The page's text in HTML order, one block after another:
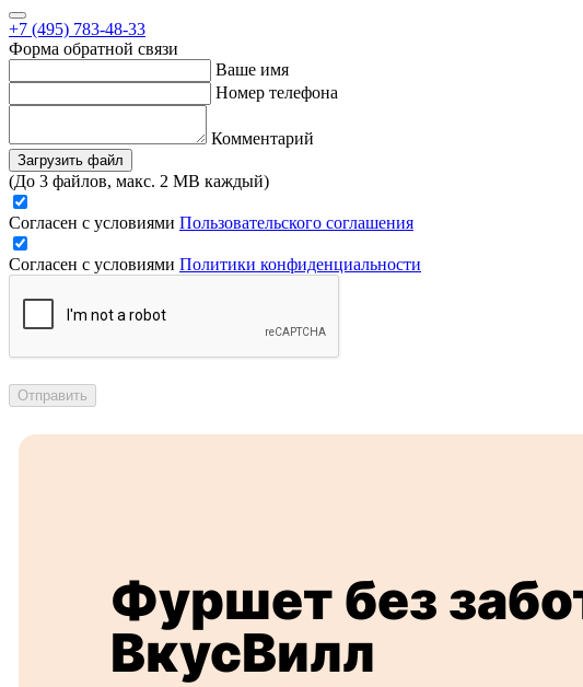
+7 (495) 783-48-33
Форма обратной связи
Ваше имя
Номер телефона
Комментарий
Загрузить файл
(До 3 файлов, макс. 2 MB каждый)
Согласен с условиями Пользовательского соглашения
Согласен с условиями Политики конфиденциальности
Отправить
Фуршет без
ВкусВилл